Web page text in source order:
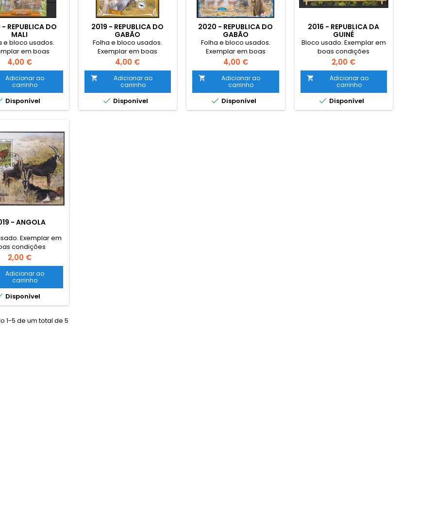
REPUBLICA DO
MALI
e bloco usados.
em boas
condições
Preço
4,00 €
Adicionar ao
carrinho
Disponível
2019 - REPUBLICA DO
GABÃO
Folha e bloco usados.
Exemplar em boas
condições
Preço
4,00 €

Adicionar ao
carrinho
 Disponível
2020 - REPUBLICA DO
GABÃO
Folha e bloco usados.
Exemplar em boas
condições
Preço
4,00 €

Adicionar ao
carrinho
 Disponível
2016 - REPUBLICA DA
GUINÉ
Bloco usado. Exemplar em
boas condições
Preço
2,00 €

Adicionar ao
carrinho
 Disponível
- ANGOLA
Exemplar em
condições
Preço
2,00 €
Adicionar ao
carrinho
Disponível
1-5 de um total de 5